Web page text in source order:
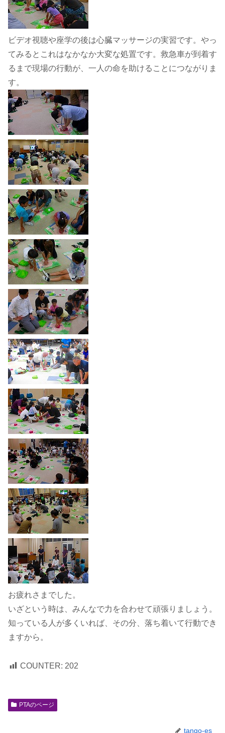
ビデオ視聴や座学の後は心臓マッサージの実習です。やっ
てみるとこれはなかなか大変な処置です。救急車が到着す
るまで現場の行動が、一人の命を助けることにつながりま
す。
お疲れさまでした。
いざという時は、みんなで力を合わせて頑張りましょう。
知っている人が多くいれば、その分、落ち着いて行動でき
ますから。
COUNTER: 202
PTAのページ
tango-es